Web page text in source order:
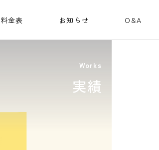
料金表 お知らせ O&A
Works
実績